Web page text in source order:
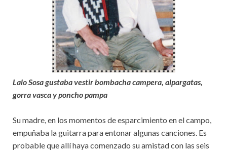
Lalo Sosa gustaba vestir bombacha campera, alpargatas,
gorra vasca y poncho pampa
Su madre, en los momentos de esparcimiento en el campo,
empuñaba la guitarra para entonar algunas canciones. Es
probable que allí haya comenzado su amistad con las seis